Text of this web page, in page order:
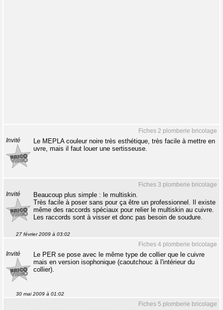
Fiches 2 plomberie bricolage
Invité
Le MEPLA couleur noire très esthétique, très facile à mettre en
uvre, mais il faut louer une sertisseuse.
Fiches 3 plomberie bricolage
Invité
Beaucoup plus simple : le multiskin.
Très facile à poser sans pour ça être un professionnel. Il existe
même des raccords spéciaux pour relier le multiskin au cuivre.
Les raccords sont à visser et donc pas besoin de soudure.
27 février 2009 à 03:02
Fiches 4 plomberie bricolage
Invité
Le PER se pose avec le même type de collier que le cuivre
mais en version isophonique (caoutchouc à l'intérieur du
collier).
30 mai 2009 à 01:02
Fiches 5 plomberie bricolage